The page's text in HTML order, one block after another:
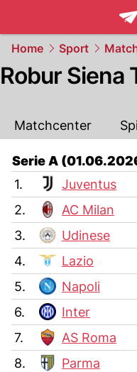
Home Sport
Robur Siena
Matchcenter
Serie A
1.
Juventus
2.
AC Milan
3.
Udinese
4.
Lazio
5.
Napoli
6.
Inter
7.
AS Roma
8.
Parma